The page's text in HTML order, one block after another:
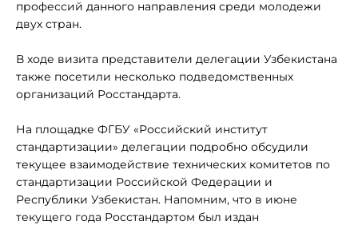
профессий данного направления среди молодежи
двух стран.
В ходе визита представители делегации Узбекистана
также посетили несколько подведомственных
организаций Росстандарта.
На площадке ФГБУ «Российский институт
стандартизации» делегации подробно обсудили
текущее взаимодействие технических комитетов по
стандартизации Российской Федерации и
Республики Узбекистан. Напомним, что в июне
текущего года Росстандартом был издан